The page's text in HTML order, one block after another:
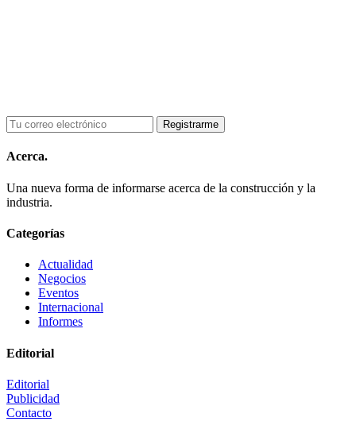
Acerca.
Una nueva forma de informarse acerca de la construcción y la
industria.
Categorías
Actualidad
Negocios
Eventos
Internacional
Informes
Editorial
Editorial
Publicidad
Contacto